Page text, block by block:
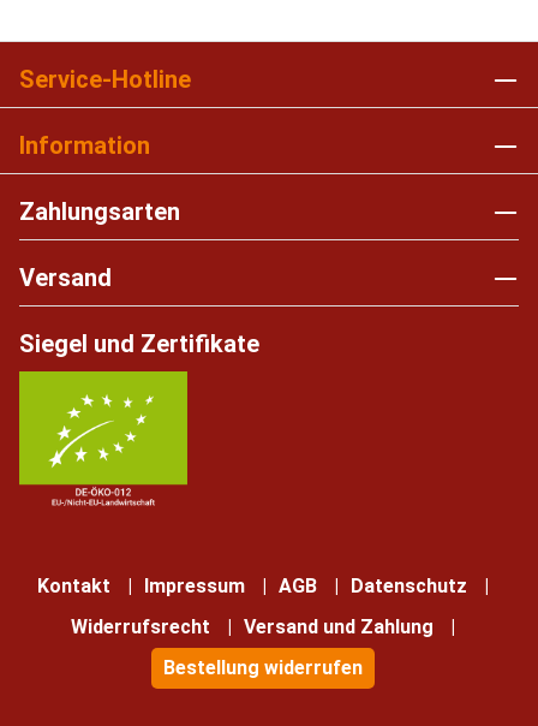
Service-Hotline
Information
Zahlungsarten
Versand
Siegel und Zertifikate
Kontakt Impressum AGB
Datenschutz
Widerrufsrecht
Versand und Zahlung
Bestellung widerrufen